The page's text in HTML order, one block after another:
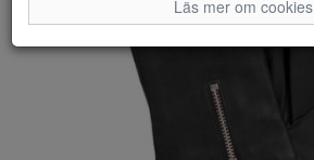
Läs mer om cookies